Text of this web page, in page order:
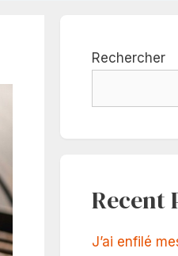
Rechercher
Recent
J’ai enfilé